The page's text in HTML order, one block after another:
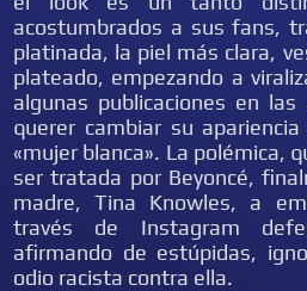
acostumbrados a sus fans,
platinada, la piel más clara,
plateado, empezando a
algunas publicaciones en
querer cambiar su
«mujer blanca». La polémica,
ser tratada por Beyoncé,
madre, Tina Knowles, a
través de Instagram
afirmando de estúpidas,
odio racista contra ella.